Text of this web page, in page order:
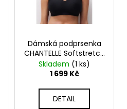
Dámská podprsenka
CHANTELLE Softstretch
C26BQB
Skladem (1 ks)
1 699 Kč
DETAIL